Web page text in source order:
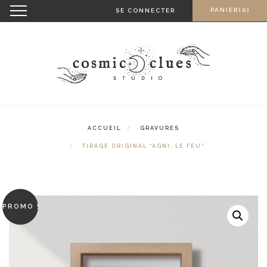
Skip
to
SE CONNECTER PANIER(0)
Toggle
navigation
ACCUEIL GRAVURES
TIRAGE ORIGINAL “AGNI, LE FEU”
PROMO !